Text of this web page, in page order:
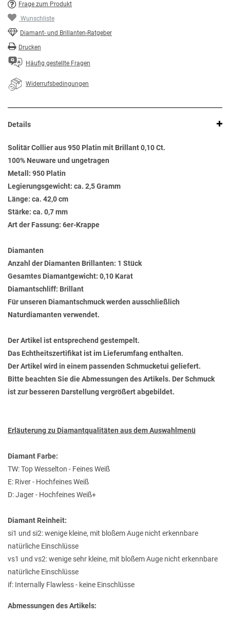
Frage zum Produkt
Wunschliste
Diamant- und Brillanten-Ratgeber
Drucken
Häufig gestellte Fragen
Widerrufsbedingungen
Details
Solitär Collier aus 950 Platin mit Brillant 0,10 Ct.
100% Neuware und ungetragen
Metall: 950 Platin
Legierungsgewicht: ca. 2,5 Gramm
Länge: ca. 42,0 cm
Stärke: ca. 0,7 mm
Art der Fassung: 6er-Krappe
Diamanten
Anzahl der Diamanten Brillanten: 1 Stück
Gesamtes Diamantgewicht: 0,10 Karat
Diamantschliff: Brillant
Für unseren Diamantschmuck werden ausschließlich
Naturdiamanten verwendet.
Der Artikel ist entsprechend gestempelt.
Das Echtheitszertifikat ist im Lieferumfang enthalten.
Der Artikel wird in einem passenden Schmucketui geliefert.
Bitte beachten Sie die Abmessungen des Artikels. Der Schmuck
ist zur besseren Darstellung vergrößert abgebildet.
Erläuterung zu Diamantqualitäten aus dem Auswahlmenü
Diamant Farbe:
TW: Top Wesselton - Feines Weiß
E: River - Hochfeines Weiß
D: Jager - Hochfeines Weiß+
Diamant Reinheit:
si1 und si2: wenige kleine, mit bloßem Auge nicht erkennbare
natürliche Einschlüsse
vs1 und vs2: wenige sehr kleine, mit bloßem Auge nicht erkennbare
natürliche Einschlüsse
if: Internally Flawless - keine Einschlüsse
Abmessungen des Artikels: